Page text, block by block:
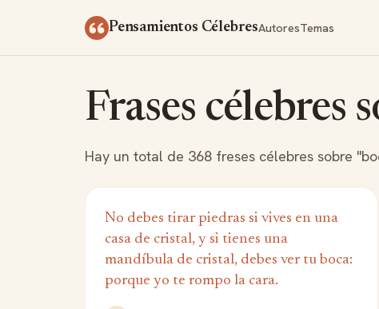
Pensamientos CélebresAutoresTemas
Frases célebres
Hay un total de 368 freses célebres sobre
No debes tirar piedras si vives en una
casa de cristal, y si tienes una
mandíbula de cristal, debes ver tu boca:
porque yo te rompo la cara.